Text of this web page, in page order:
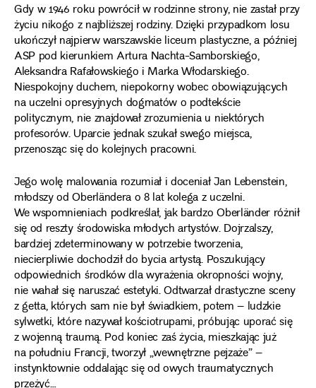
Gdy w 1946 roku powrócił w rodzinne strony, nie zastał przy
życiu nikogo z najbliższej rodziny. Dzięki przypadkom losu
ukończył najpierw warszawskie liceum plastyczne, a później
ASP pod kierunkiem Artura Nachta-Samborskiego,
Aleksandra Rafałowskiego i Marka Włodarskiego.
Niespokojny duchem, niepokorny wobec obowiązujących
na uczelni opresyjnych dogmatów o podtekście
politycznym, nie znajdował zrozumienia u niektórych
profesorów. Uparcie jednak szukał swego miejsca,
przenosząc się do kolejnych pracowni.
Jego wolę malowania rozumiał i doceniał Jan Lebenstein,
młodszy od Oberländera o 8 lat kolega z uczelni.
We wspomnieniach podkreślał, jak bardzo Oberländer różnił
się od reszty środowiska młodych artystów. Dojrzalszy,
bardziej zdeterminowany w potrzebie tworzenia,
niecierpliwie dochodził do bycia artystą. Poszukujący
odpowiednich środków dla wyrażenia okropności wojny,
nie wahał się naruszać estetyki. Odtwarzał drastyczne sceny
z getta, których sam nie był świadkiem, potem – ludzkie
sylwetki, które nazywał kościotrupami, próbując uporać się
z wojenną traumą. Pod koniec zaś życia, mieszkając już
na południu Francji, tworzył „wewnętrzne pejzaże” –
instynktownie oddalając się od owych traumatycznych